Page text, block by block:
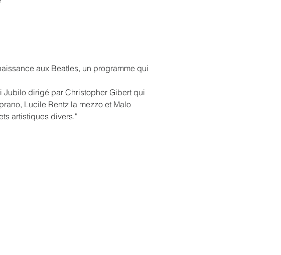
aux Beatles, un programme qui
Jubilo dirigé par Christopher Gibert qui
Lucile Rentz la mezzo et Malo
artistiques divers."